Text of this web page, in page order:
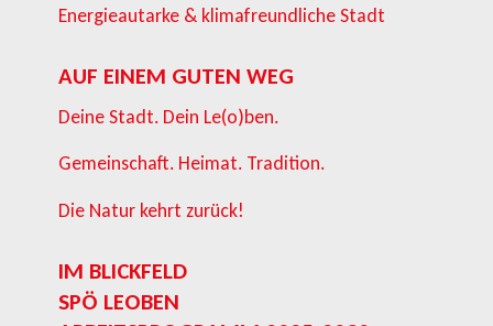
Energieautarke & klimafreundliche Stadt
AUF EINEM GUTEN WEG
Deine Stadt. Dein Le(o)ben.
Gemeinschaft. Heimat. Tradition.
Die Natur kehrt zurück!
IM BLICKFELD
SPÖ LEOBEN